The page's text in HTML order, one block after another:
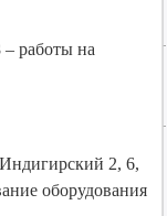
работы на
2, 6,
оборудования